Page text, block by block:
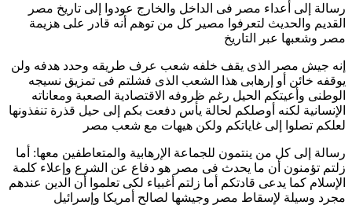
رسالة إلى أعداء مصر فى الداخل والخارج عودوا إلى تاريخ مصر
القديم والحديث لتعرفوا مصير كل من توهم أنه قادر على هزيمة
مصر وشعبها عبر التاريخ
إنه جيش مصر الذى يقف خلفه شعب عرف طريقه وحدد هدفه ولن
يوقفه خائن أو إرهابى هذا الشعب الذى فشلتم فى تمزيق نسيجه
الوطنى وأعيتكم الحيل رغم ظروفه الاقتصادية الصعبة ومعاناته
الإنسانية لكنه أوصلكم لحالة يأس دفعت بكم إلى حيل قذرة تنفذونها
لعلكم تصلوا إلى غاياتكم ولكن هيهات مع شعب مصر
رسالة إلى كل من ينتمون للجماعة الإرهابية والمتعاطفين معها: أما
زلتم تؤمنون أن ما يحدث فى مصر هو دفاع عن الشرع وإعلاء كلمة
الإسلام كما يدعى قادتكم أما زلتم أغبياء لكى تعلموا أن الدين عندهم
مجرد وسيلة لإسقاط مصر وجيشها لصالح أمريكا وإسرائيل